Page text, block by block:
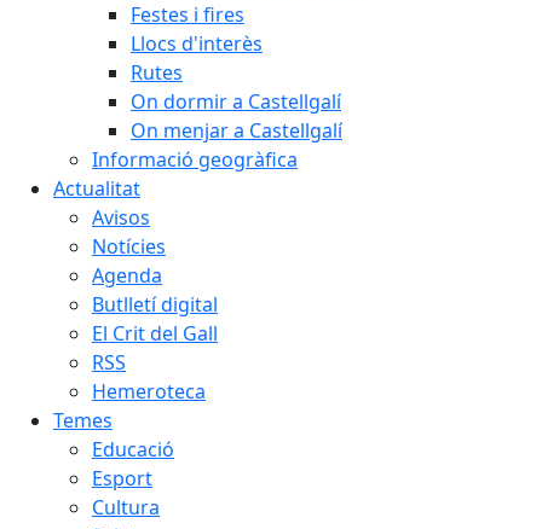
Festes i fires
Llocs d'interès
Rutes
On dormir a Castellgalí
On menjar a Castellgalí
Informació geogràfica
Actualitat
Avisos
Notícies
Agenda
Butlletí digital
El Crit del Gall
RSS
Hemeroteca
Temes
Educació
Esport
Cultura